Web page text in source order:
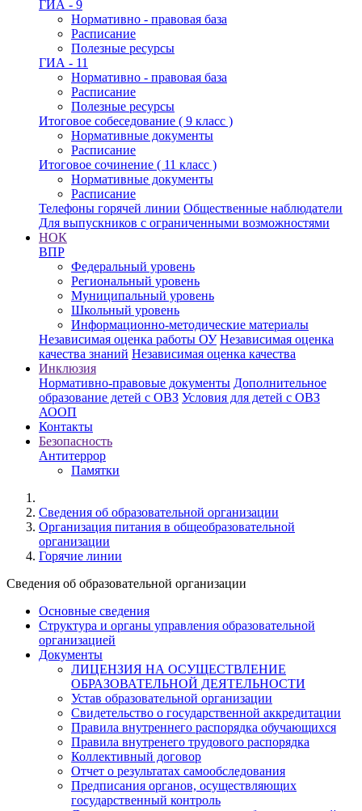
ГИА - 9
Нормативно - правовая база
Расписание
Полезные ресурсы
ГИА - 11
Нормативно - правовая база
Расписание
Полезные ресурсы
Итоговое собеседование ( 9 класс )
Нормативные документы
Расписание
Итоговое сочинение ( 11 класс )
Нормативные документы
Расписание
Телефоны горячей линии Общественные наблюдатели
Для выпускников с ограниченными возможностями
НОК
ВПР
Федеральный уровень
Региональный уровень
Муниципальный уровень
Школьный уровень
Информационно-методические материалы
Независимая оценка работы ОУ Независимая оценка
качества знаний Независимая оценка качества
Инклюзия
Нормативно-правовые документы Дополнительное
образование детей с ОВЗ Условия для детей с ОВЗ
АООП
Контакты
Безопасность
Антитеррор
Памятки
Cведения об образовательной организации
Организация питания в общеобразовательной
организации
Горячие линии
Cведения об образовательной организации
Основные сведения
Структура и органы управления образовательной
организацией
Документы
ЛИЦЕНЗИЯ НА ОСУЩЕСТВЛЕНИЕ
ОБРАЗОВАТЕЛЬНОЙ ДЕЯТЕЛЬНОСТИ
Устав образовательной организации
Свидетельство о государственной аккредитации
Правила внутреннего распорядка обучающихся
Правила внутренего трудового распорядка
Коллективный договор
Отчет о результатах самообследования
Предписания органов, осуществляющих
государственный контроль